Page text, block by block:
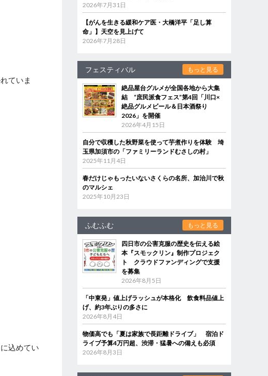
ていま
込めてい
2026年7月31日
【がんを生きる緩和ケア医・大橋洋平「足し算
命」】天空を見上げて
2026年7月28日
フェスティバル もっと見る
絶品屋台グルメが全国各地から大集
結 “庶民派食フェス”第4回「川口×
絶品グルメビール＆日本酒祭り
2026」を開催
2026年4月15日
自分で収穫した秋野菜を使って芋煮作りを体験 埼
玉県加須市の「ファミリーランドむさしの村」
2025年11月4日
春だけじゃもったいないさくらの名所、加治川で秋
のマルシェ
2025年10月23日
ふむふむ もっと見る
四日市の公害克服の歴史を伝える絵
本『スモックリン』制作プロジェク
ト クラウドファンディングで支援
を募集
2026年8月5日
「中東発」値上げラッシュが本格化 飲食料品値上
げ、約3年ぶりの多さに
2026年8月4日
物価高でも「夏は家族で長距離ドライブ」 宿泊ド
ライブ予算4万円超、渋滞・猛暑への備えも必須
2026年8月3日